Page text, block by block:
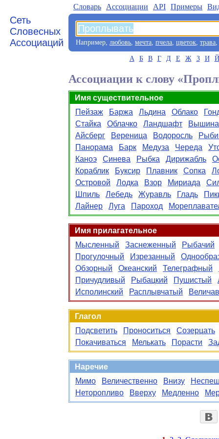
Сеть
Словесных
Ассоциаций
Словарь Aссоциации API Примеры
Например, любовь, мечта, пчела, цветок, трава,
А Б В Г Д Е Ж З И Й
Ассоциации к слову
Имя существительное
Пейзаж
Баржа Льдина Облако
Стайка
Облачко Ландшафт
Вышина
Айсберг
Вереница Водоросль
Панорама
Барк Медуза Череда
Каноэ
Синева Рыбка Дирижабль
Кораблик
Буксир Плавник Сопка
Островой
Лодка Взор Мириада
Шпиль
Лебедь Журавль Гладь
Лайнер
Луга Пароход
Имя прилагательное
Мысленный
Заснеженный
Рыбачий
Прогулочный
Изрезанный
Обзорный
Океанский Телеграфный
Причудливый
Рыбацкий Пушистый
Исполинский
Расплывчатый
Глагол
Подсветить
Проноситься
Созерцать
Покачиваться
Мелькать Порасти
Наречие
Мимо
Величественно Внизу
Неторопливо
Вверху Медленно